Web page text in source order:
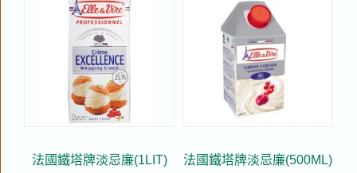
法國鐵塔牌淡忌廉(1LIT)
法國鐵塔牌淡忌廉(500ML)